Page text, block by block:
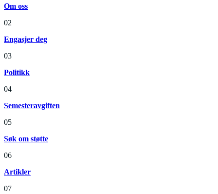
Om oss
02
Engasjer deg
03
Politikk
04
Semesteravgiften
05
Søk om støtte
06
Artikler
07